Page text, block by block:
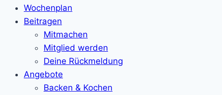
Wochenplan
Beitragen
Mitmachen
Mitglied werden
Deine Rückmeldung
Angebote
Backen & Kochen